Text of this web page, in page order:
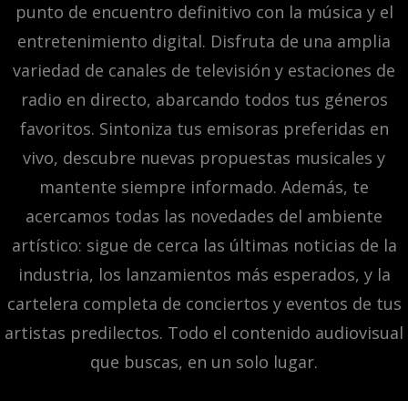
punto de encuentro definitivo con la música y el
entretenimiento digital. Disfruta de una amplia
variedad de canales de televisión y estaciones de
radio en directo, abarcando todos tus géneros
favoritos. Sintoniza tus emisoras preferidas en
vivo, descubre nuevas propuestas musicales y
mantente siempre informado. Además, te
acercamos todas las novedades del ambiente
artístico: sigue de cerca las últimas noticias de la
industria, los lanzamientos más esperados, y la
cartelera completa de conciertos y eventos de tus
artistas predilectos. Todo el contenido audiovisual
que buscas, en un solo lugar.